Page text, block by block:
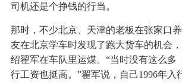
司机还是个挣钱的行当。
那时，不少北京、天津的老板在张家口
友在北京学车时发现了跑大货车的机会
绍翟军在车队里运煤。“当时没有这么多
行工资也挺高。”翟军说，自己1996年入